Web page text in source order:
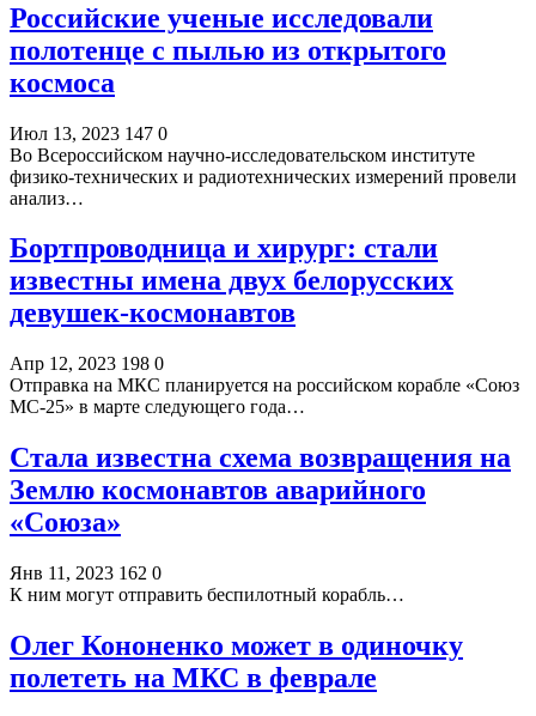
Российские ученые исследовали
полотенце с пылью из открытого
космоса
Июл 13, 2023 147 0
Во Всероссийском научно-исследовательском институте
физико-технических и радиотехнических измерений провели
анализ…
Бортпроводница и хирург: стали
известны имена двух белорусских
девушек-космонавтов
Апр 12, 2023 198 0
Отправка на МКС планируется на российском корабле «Союз
МС-25» в марте следующего года…
Стала известна схема возвращения на
Землю космонавтов аварийного
«Союза»
Янв 11, 2023 162 0
К ним могут отправить беспилотный корабль…
Олег Кононенко может в одиночку
полететь на МКС в феврале